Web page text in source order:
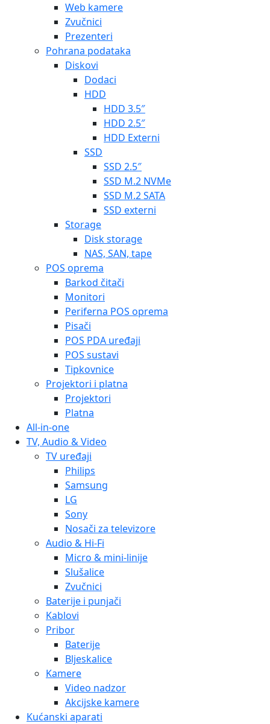
Web kamere
Zvučnici
Prezenteri
Pohrana podataka
Diskovi
Dodaci
HDD
HDD 3.5″
HDD 2.5″
HDD Externi
SSD
SSD 2.5″
SSD M.2 NVMe
SSD M.2 SATA
SSD externi
Storage
Disk storage
NAS, SAN, tape
POS oprema
Barkod čitači
Monitori
Periferna POS oprema
Pisači
POS PDA uređaji
POS sustavi
Tipkovnice
Projektori i platna
Projektori
Platna
All-in-one
TV, Audio & Video
TV uređaji
Philips
Samsung
LG
Sony
Nosači za televizore
Audio & Hi-Fi
Micro & mini-linije
Slušalice
Zvučnici
Baterije i punjači
Kablovi
Pribor
Baterije
Bljeskalice
Kamere
Video nadzor
Akcijske kamere
Kućanski aparati